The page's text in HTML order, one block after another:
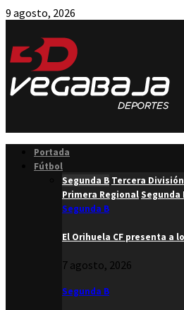
9 agosto, 2026
Portada
Fútbol
Segunda B Tercera División
Primera RegionalSegunda
Segunda B
El Orihuela CF presenta a
7 agosto, 2026
Segunda B